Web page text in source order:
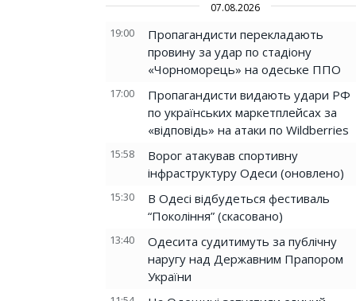
07.08.2026
19:00
Пропагандисти перекладають
провину за удар по стадіону
«Чорноморець» на одеське ППО
17:00
Пропагандисти видають удари РФ
по українських маркетплейсах за
«відповідь» на атаки по Wildberries
15:58
Ворог атакував спортивну
інфраструктуру Одеси (оновлено)
15:30
В Одесі відбудеться фестиваль
“Покоління” (скасовано)
13:40
Одесита судитимуть за публічну
наругу над Державним Прапором
України